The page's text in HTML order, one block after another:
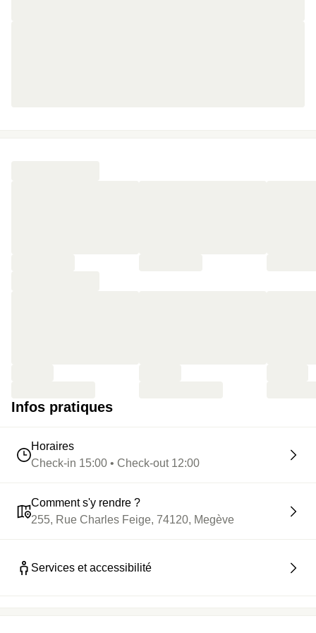
Infos pratiques
Horaires
Check-in 15:00 • Check-out 12:00
Comment s'y rendre ?
255, Rue Charles Feige, 74120, Megève
Services et accessibilité